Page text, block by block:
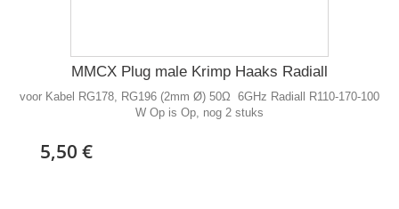
MMCX Plug male Krimp Haaks Radiall
voor Kabel RG178, RG196 (2mm Ø) 50Ω 6GHz Radiall R110-170-100
W Op is Op, nog 2 stuks
5,50 €